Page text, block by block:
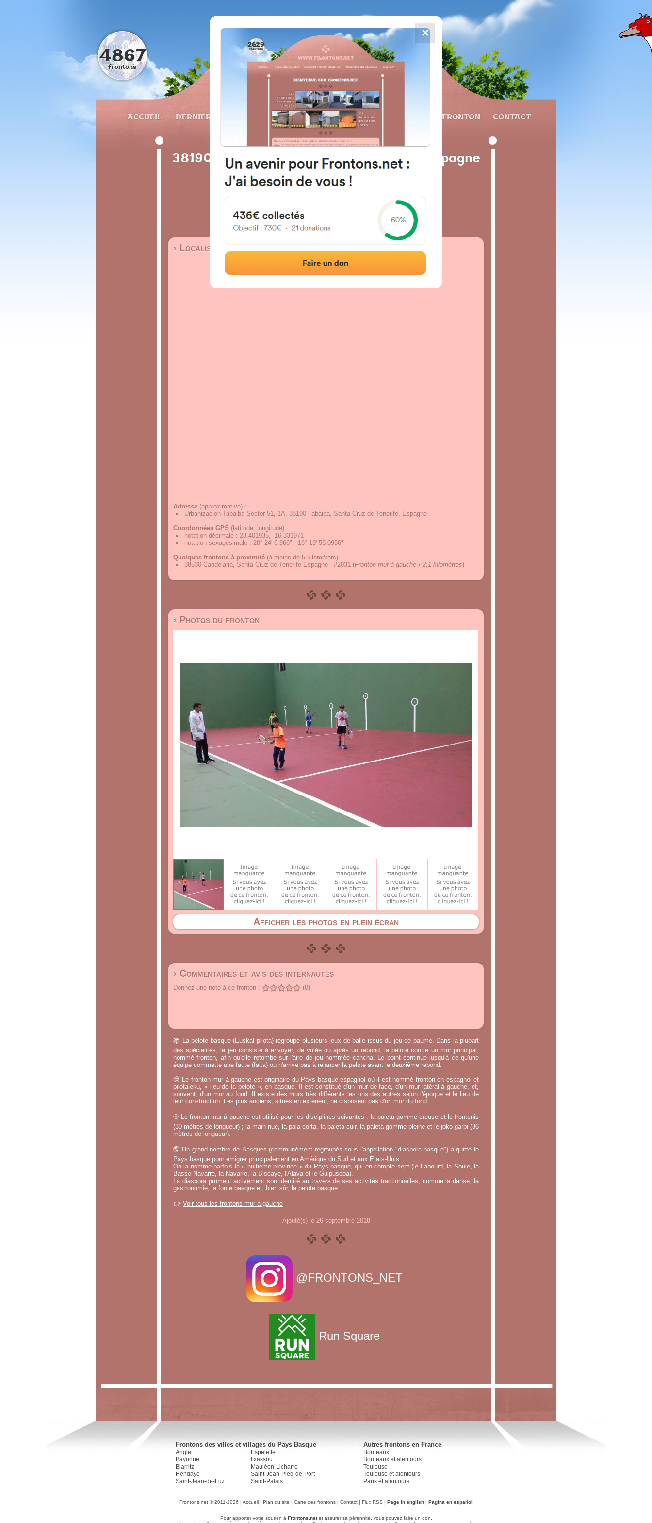
FRONTONS.NET
ACCUEIL DERNIERS AJOUTS RECHERCHER UN FRONTON PROPOSER UN FRONTON CONTACT
4867
frontons
38190 Tabaiba, Santa Cruz de Tenerife Espagne
Urbanizacion Tabaiba Sector 51 1A
#2890
Localisation|Photos|Commentaires et avis
› Localisation du fronton
Adresse (approximative) :
Urbanizacion Tabaiba Sector 51, 1A, 38190 Tabaiba, Santa Cruz de Tenerife, Espagne
Coordonnées GPS (latitude, longitude) :
notation décimale : 28.401935, -16.331971
notation sexagésimale : 28° 24' 6.966", -16° 19' 55.0956"
Quelques frontons à proximité (à moins de 5 kilomèters)
38530 Candelaria, Santa Cruz de Tenerife Espagne - #2031 (Fronton mur à gauche • 2,1 kilomètres)
› Photos du fronton
Afficher les photos en plein écran
› Commentaires et avis des internautes
Donnez une note à ce fronton : (0)
📚 La pelote basque (Euskal pilota) regroupe plusieurs jeux de balle issus du jeu de paume. Dans la plupart
des spécialités, le jeu consiste à envoyer, de volée ou après un rebond, la pelote contre un mur principal,
nommé fronton, afin qu'elle retombe sur l'aire de jeu nommée cancha. Le point continue jusqu'à ce qu'une
équipe commette une faute (falta) ou n'arrive pas à relancer la pelote avant le deuxième rebond.
🤓 Le fronton mur à gauche est originaire du Pays basque espagnol où il est nommé frontón en espagnol et
pilotaleku, « lieu de la pelote », en basque. Il est constitué d'un mur de face, d'un mur latéral à gauche, et,
souvent, d'un mur au fond. Il existe des murs très différents les uns des autres selon l'époque et le lieu de
leur construction. Les plus anciens, situés en extérieur, ne disposent pas d'un mur du fond.
⚾ Le fronton mur à gauche est utilisé pour les disciplines suivantes : la paleta gomme creuse et le frontenis
(30 mètres de longueur) ; la main nue, la pala corta, la paleta cuir, la paleta gomme pleine et le joko garbi (36
mètres de longueur).
🌎 Un grand nombre de Basques (communément regroupés sous l'appellation "diaspora basque") a quitté le
Pays basque pour émigrer principalement en Amérique du Sud et aux États-Unis.
On la nomme parfois la « huitième province » du Pays basque, qui en compte sept (le Labourd, la Soule, la
Basse-Navarre, la Navarre, la Biscaye, l'Alava et le Guipuscoa).
La diaspora promeut activement son identité au travers de ses activités tradtionnelles, comme la danse, la
gastronomie, la force basque et, bien sûr, la pelote basque.
👉 Voir tous les frontons mur à gauche
Ajouté(s) le 26 septembre 2018
@FRONTONS_NET
Run Square
Frontons des villes et villages du Pays Basque
Anglet
Bayonne
Biarritz
Hendaye
Saint-Jean-de-Luz
Espelette
Itxassou
Mauléon-Licharre
Saint-Jean-Pied-de-Port
Saint-Palais
Autres frontons en France
Bordeaux
Bordeaux et alentours
Toulouse
Toulouse et alentours
Paris et alentours
Frontons.net © 2011-2026 | Accueil | Plan du site | Carte des frontons | Contact | Flux RSS | Page in english | Página en español
Pour apporter votre soutien à Frontons.netet assurer sa pérennité, vous pouvez faire un don.
✕